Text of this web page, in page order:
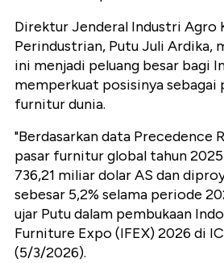
Direktur Jenderal Industri Agro
Perindustrian, Putu Juli Ardika,
ini menjadi peluang besar bagi
memperkuat posisinya sebagai
furnitur dunia.
"Berdasarkan data Precedence
pasar furnitur global tahun
736,21 miliar dolar AS dan
sebesar 5,2% selama periode
ujar Putu dalam pembukaan
Furniture Expo (IFEX) 2026 di
(5/3/2026).